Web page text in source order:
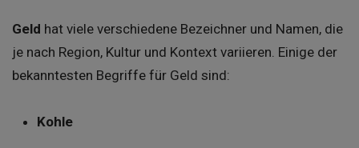
Geld hat viele verschiedene Bezeichner und Namen, die
je nach Region, Kultur und Kontext variieren. Einige der
bekanntesten Begriffe für Geld sind:
Kohle